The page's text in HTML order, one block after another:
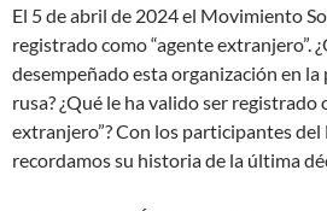
El 5 de abril de 2024 el Movimiento
registrado como “agente extranjero”.
desempeñado esta organización en
rusa? ¿Qué le ha valido ser registrado
extranjero”? Con los participantes
recordamos su historia de la última